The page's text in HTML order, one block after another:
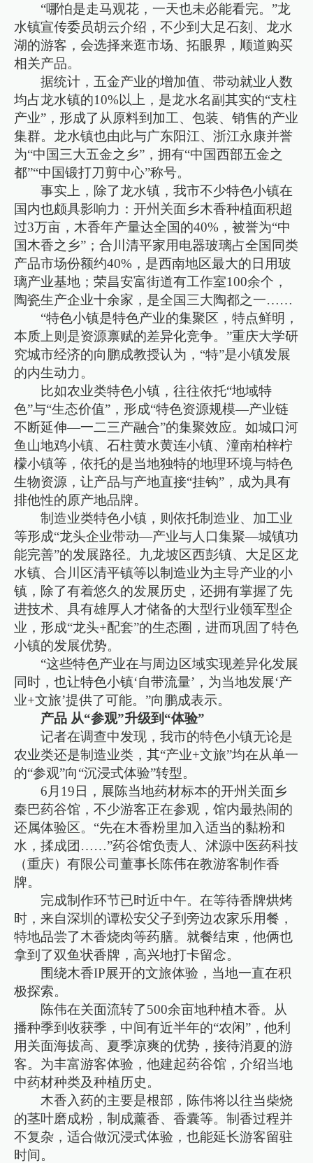
“哪怕是走马观花，一天也未必能看完。”龙
水镇宣传委员胡云介绍，不少到大足石刻、龙水
湖的游客，会选择来逛市场、拓眼界，顺道购买
相关产品。
据统计，五金产业的增加值、带动就业人数
均占龙水镇的10%以上，是龙水名副其实的“支柱
产业”，形成了从原料到加工、包装、销售的产业
集群。龙水镇也由此与广东阳江、浙江永康并誉
为“中国三大五金之乡”，拥有“中国西部五金之
都”“中国锻打刀剪中心”称号。
事实上，除了龙水镇，我市不少特色小镇在
国内也颇具影响力：开州关面乡木香种植面积超
过3万亩，木香年产量达全国的40%，被誉为“中
国木香之乡”；合川清平家用电器玻璃占全国同类
产品市场份额约40%，是西南地区最大的日用玻
璃产业基地；荣昌安富街道有工作室100余个，
陶瓷生产企业十余家，是全国三大陶都之一……
“特色小镇是特色产业的集聚区，特点鲜明，
本质上则是资源禀赋的差异化竞争。”重庆大学研
究城市经济的向鹏成教授认为，“特”是小镇发展
的内生动力。
比如农业类特色小镇，往往依托“地域特
色”与“生态价值”，形成“特色资源规模—产业链
不断延伸—一二三产融合”的集聚效应。如城口河
鱼山地鸡小镇、石柱黄水黄连小镇、潼南柏梓柠
檬小镇等，依托的是当地独特的地理环境与特色
生物资源，让产品与产地直接“挂钩”，成为具有
排他性的原产地品牌。
制造业类特色小镇，则依托制造业、加工业
等形成“龙头企业带动—产业与人口集聚—城镇功
能完善”的发展路径。九龙坡区西彭镇、大足区龙
水镇、合川区清平镇等以制造业为主导产业的小
镇，除了有着悠久的发展历史，还拥有掌握了先
进技术、具有雄厚人才储备的大型行业领军型企
业，形成“龙头+配套”的生态圈，进而巩固了特色
小镇的发展优势。
“这些特色产业在与周边区域实现差异化发展
同时，也让特色小镇‘自带流量’，为当地发展‘产
业+文旅’提供了可能。”向鹏成表示。
产品 从“参观”升级到“体验”
记者在调查中发现，我市的特色小镇无论是
农业类还是制造业类，其“产业+文旅”均在从单一
的“参观”向“沉浸式体验”转型。
6月19日，展陈当地药材标本的开州关面乡
秦巴药谷馆，不少游客正在参观，馆内最热闹的
还属体验区。“先在木香粉里加入适当的黏粉和
水，揉成团……”药谷馆负责人、沭源中医药科技
（重庆）有限公司董事长陈伟在教游客制作香
牌。
完成制作环节已时近中午。在等待香牌烘烤
时，来自深圳的谭松安父子到旁边农家乐用餐，
特地品尝了木香烧肉等药膳。就餐结束，他俩也
拿到了双鱼状香牌，高兴地打卡留念。
围绕木香IP展开的文旅体验，当地一直在积
极探索。
陈伟在关面流转了500余亩地种植木香。从
播种季到收获季，中间有近半年的“农闲”，他利
用关面海拔高、夏季凉爽的优势，接待消夏的游
客。为丰富游客体验，他建起药谷馆，介绍当地
中药材种类及种植历史。
木香入药的主要是根部，陈伟将以往当柴烧
的茎叶磨成粉，制成薰香、香囊等。制香过程并
不复杂，适合做沉浸式体验，也能延长游客留驻
时间。